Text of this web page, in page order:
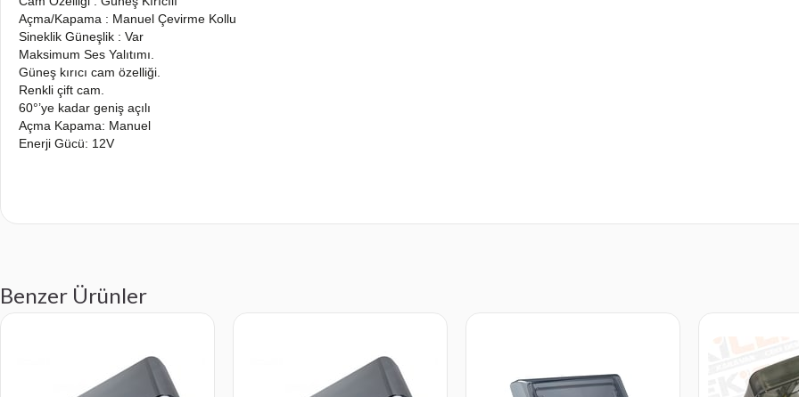
Açma/Kapama : Manuel Çevirme Kollu
Sineklik Güneşlik : Var
Maksimum Ses Yalıtımı.
Güneş kırıcı cam özelliği.
Renkli çift cam.
60°’ye kadar geniş açılı
Açma Kapama: Manuel
Enerji Gücü: 12V
Benzer Ürünler